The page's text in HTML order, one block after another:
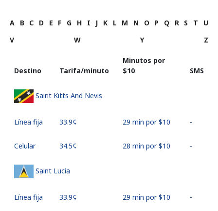
A B C D E F G H I J K L M N O P Q R S T
U
V
W Y Z
Destino Tarifa/minuto
Minutos por
⁦$10⁩
SMS
Saint Kitts And Nevis
Línea fija ⁦33.9¢⁩ 29 min por ⁦$10⁩ -
Celular ⁦34.5¢⁩ 28 min por ⁦$10⁩ -
Saint Lucia
Línea fija ⁦33.9¢⁩ 29 min por ⁦$10⁩ -